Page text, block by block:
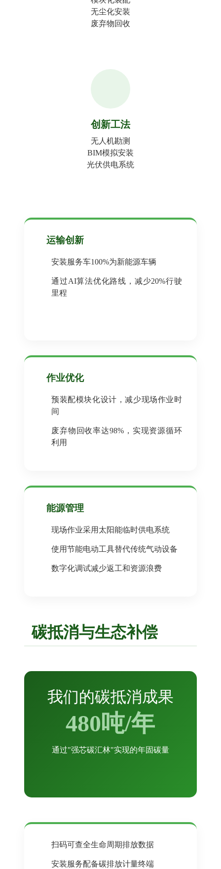
无尘化安装
废弃物回收
创新工法
无人机勘测
BIM模拟安装
光伏供电系统
运输创新
安装服务车100%为新能源车辆
通过AI算法优化路线，减少20%行驶
里程
作业优化
预装配模块化设计，减少现场作业时
间
废弃物回收率达98%，实现资源循环
利用
能源管理
现场作业采用太阳能临时供电系统
使用节能电动工具替代传统气动设备
数字化调试减少返工和资源浪费
碳抵消与生态补偿
我们的碳抵消成果
480吨/年
通过"强芯碳汇林"实现的年固碳量
扫码可查全生命周期排放数据
安装服务配备碳排放计量终端